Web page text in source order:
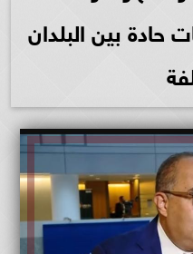
حادة بين البلدان